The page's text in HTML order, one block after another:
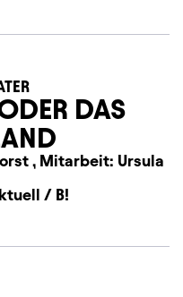
DAS
, Mitarbeit: Ursula
/ B!